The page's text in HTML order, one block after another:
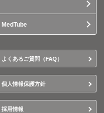
MedTube
よくあるご質問（FAQ）
個人情報保護方針
採用情報